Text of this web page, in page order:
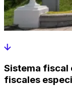
Sistema
fiscales